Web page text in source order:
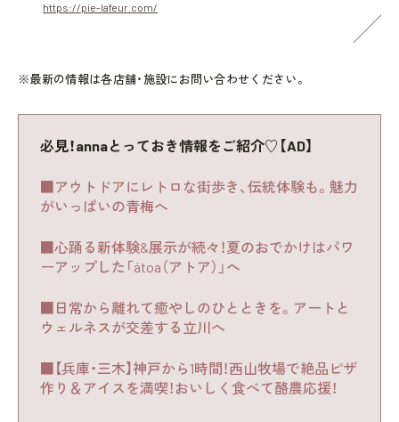
https://pie-lafeur.com/
※最新の情報は各店舗・施設にお問い合わせください。
必見！annaとっておき情報をご紹介♡【AD】
■アウトドアにレトロな街歩き、伝統体験も。魅力
がいっぱいの青梅へ
■心踊る新体験&展示が続々！夏のおでかけはパワ
ーアップした「átoa（アトア）」へ
■日常から離れて癒やしのひとときを。アートと
ウェルネスが交差する立川へ
■【兵庫・三木】神戸から1時間！西山牧場で絶品ピザ
作り＆アイスを満喫！おいしく食べて酪農応援！